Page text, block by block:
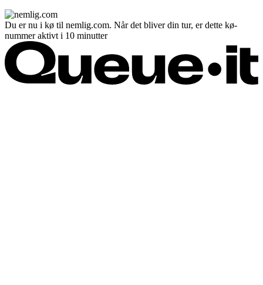
Du er nu i kø til nemlig.com. Når det bliver din tur, er dette kø-
nummer aktivt i 10 minutter